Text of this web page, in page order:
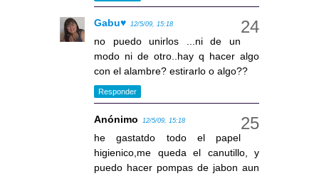
Gabu♥ 12/5/09, 15:18
no puedo unirlos ...ni de un
modo ni de otro..hay q hacer algo
con el alambre? estirarlo o algo??
Responder
Anónimo 12/5/09, 15:18
he gastatdo todo el papel
higienico,me queda el canutillo, y
puedo hacer pompas de jabon aun